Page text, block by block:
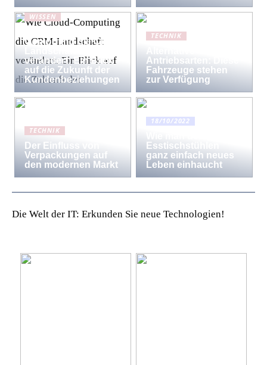
WISSEN
Computing die CRM-
verändert: Ein Blick
auf die Zukunft der
Kundenbeziehungen
TECHNIK
Antriebsarten: Diese
Fahrzeuge stehen
zur Verfügung
TECHNIK
Der Einfluss von
Verpackungen auf
den modernen Markt
18/10/2022
Esstischstühlen
ganz einfach neues
Leben einhaucht
Die Welt der IT: Erkunden Sie neue Technologien!